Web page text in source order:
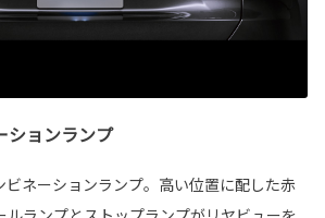
ションランプ
ビネーションランプ。高い位置に配した赤